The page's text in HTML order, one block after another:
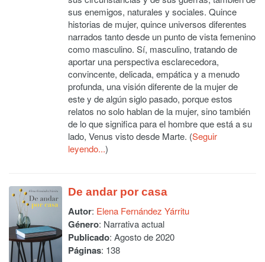
sus enemigos, naturales y sociales. Quince
historias de mujer, quince universos diferentes
narrados tanto desde un punto de vista femenino
como masculino. Sí, masculino, tratando de
aportar una perspectiva esclarecedora,
convincente, delicada, empática y a menudo
profunda, una visión diferente de la mujer de
este y de algún siglo pasado, porque estos
relatos no solo hablan de la mujer, sino también
de lo que significa para el hombre que está a su
lado, Venus visto desde Marte. (Seguir
leyendo...)
De andar por casa
Autor: Elena Fernández Yárritu
Género: Narrativa actual
Publicado: Agosto de 2020
Páginas: 138